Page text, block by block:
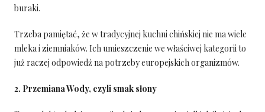
buraki.
Trzeba pamiętać, że w tradycyjnej kuchni chińskiej nie ma wiele
mleka i ziemniaków. Ich umieszczenie we właściwej kategorii to
już raczej odpowiedź na potrzeby europejskich organizmów.
2. Przemiana Wody, czyli smak słony